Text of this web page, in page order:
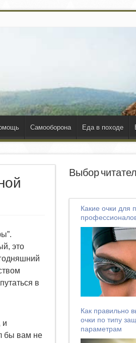
Самооборона Еда в походе
это
в
и
бы вам не
Выбор
Какие очки для
Как правильно
очки по типу
параметрам